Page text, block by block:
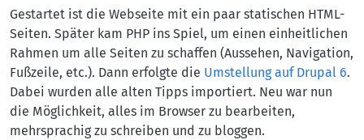
Gestartet ist die Webseite mit ein paar statischen HTML-
Seiten. Später kam PHP ins Spiel, um einen einheitlichen
Rahmen um alle Seiten zu schaffen (Aussehen, Navigation,
Fußzeile, etc.). Dann erfolgte die Umstellung auf Drupal 6.
Dabei wurden alle alten Tipps importiert. Neu war nun
die Möglichkeit, alles im Browser zu bearbeiten,
mehrsprachig zu schreiben und zu bloggen.